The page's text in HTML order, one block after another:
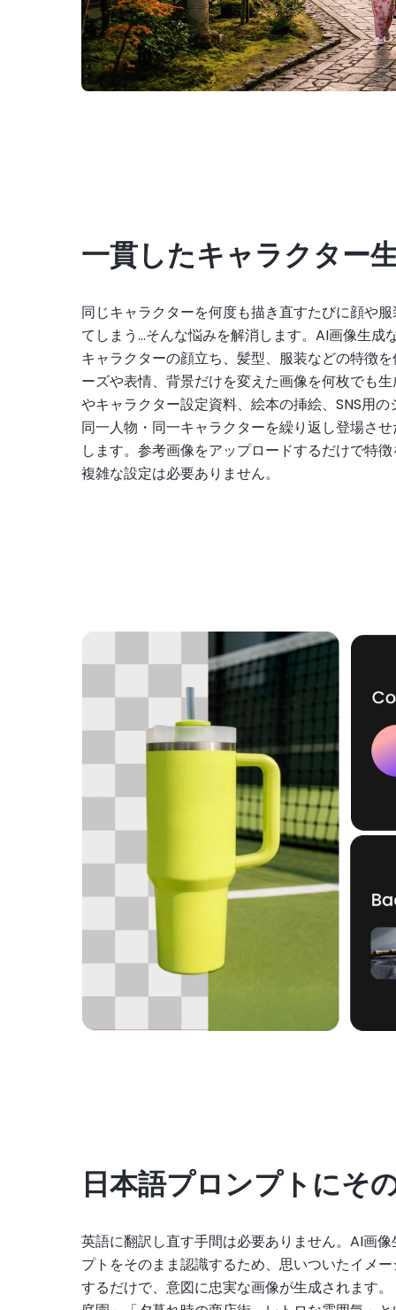
一貫したキャラクター
同じキャラクターを何度も描き直すたびに顔や
てしまう…そんな悩みを解消します。AI画像生成
キャラクターの顔立ち、髪型、服装などの特徴
ーズや表情、背景だけを変えた画像を何枚でも
やキャラクター設定資料、絵本の挿絵、SNS用
同一人物・同一キャラクターを繰り返し登場さ
します。参考画像をアップロードするだけで特
複雑な設定は必要ありません。
日本語プロンプトにそ
英語に翻訳し直す手間は必要ありません。AI画
プトをそのまま認識するため、思いついたイメ
するだけで、意図に忠実な画像が生成されます